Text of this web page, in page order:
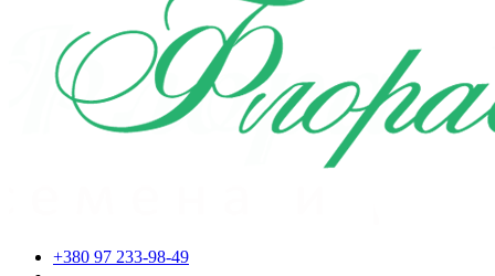
+380 97 233-98-49